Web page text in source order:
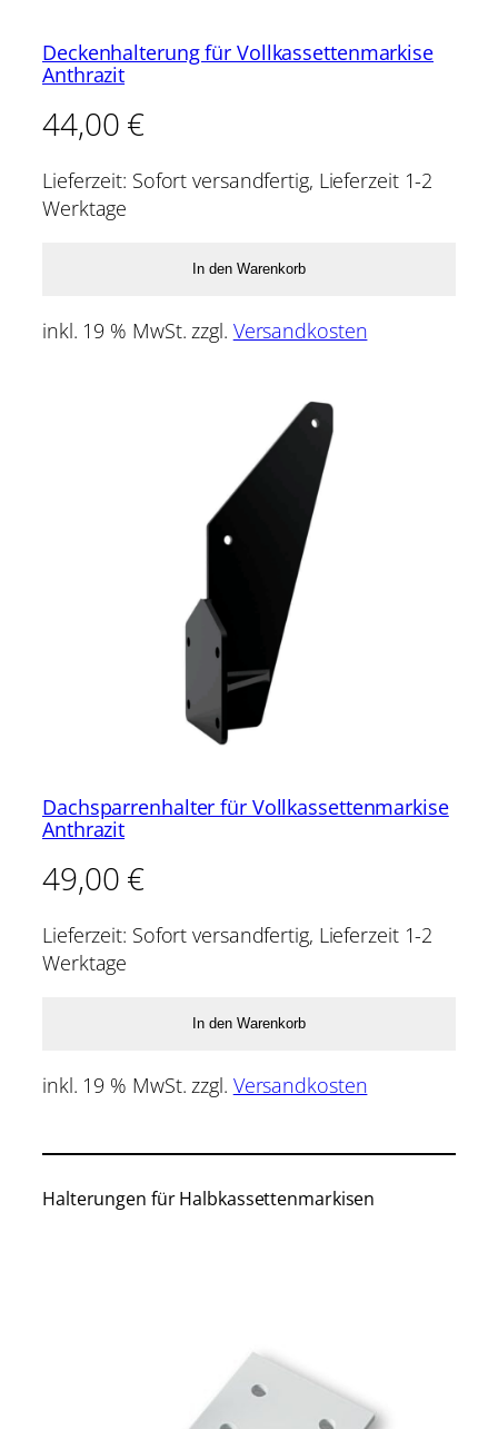
Deckenhalterung für Vollkassettenmarkise
Anthrazit
44,00 €
Lieferzeit: Sofort versandfertig, Lieferzeit 1-2
Werktage
In den Warenkorb
inkl. 19 % MwSt. zzgl. Versandkosten
Dachsparrenhalter für Vollkassettenmarkise
Anthrazit
49,00 €
Lieferzeit: Sofort versandfertig, Lieferzeit 1-2
Werktage
In den Warenkorb
inkl. 19 % MwSt. zzgl. Versandkosten
Halterungen für Halbkassettenmarkisen